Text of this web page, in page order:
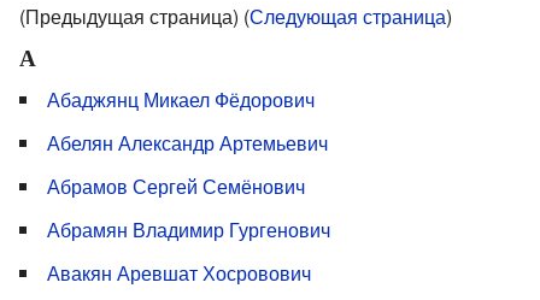
(Предыдущая страница) (Следующая страница)
А
Абаджянц Микаел Фёдорович
Абелян Александр Артемьевич
Абрамов Сергей Семёнович
Абрамян Владимир Гургенович
Авакян Аревшат Хосровович